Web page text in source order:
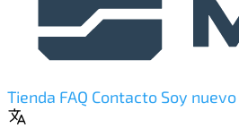
Tienda FAQ Contacto Soy nuevo